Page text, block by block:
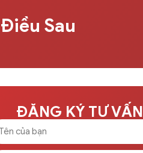
Sau
ĐĂNG KÝ TƯ VẤN